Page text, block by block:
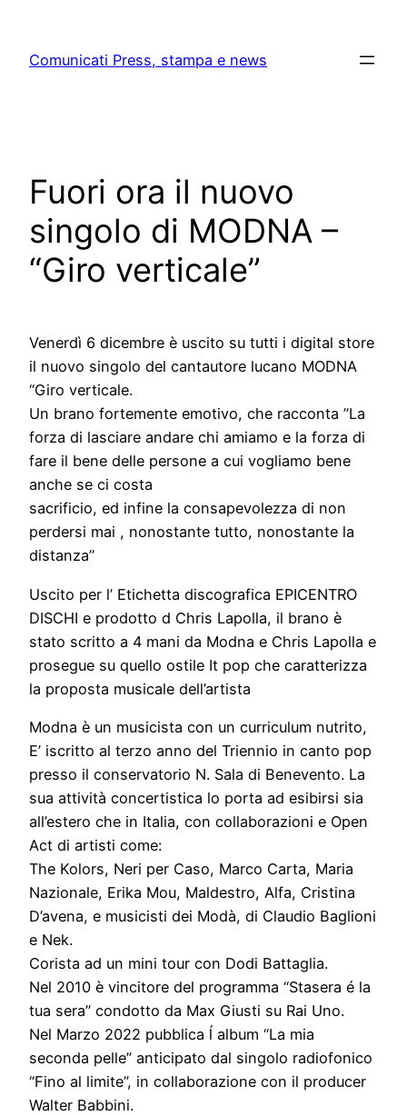
content
Comunicati Press, stampa e news
Fuori ora il nuovo
singolo di MODNA –
“Giro verticale”
Venerdì 6 dicembre è uscito su tutti i digital store
il nuovo singolo del cantautore lucano MODNA
“Giro verticale.
Un brano fortemente emotivo, che racconta ’’La
forza di lasciare andare chi amiamo e la forza di
fare il bene delle persone a cui vogliamo bene
anche se ci costa
sacrificio, ed infine la consapevolezza di non
perdersi mai , nonostante tutto, nonostante la
distanza’’
Uscito per l’ Etichetta discografica EPICENTRO
DISCHI e prodotto d Chris Lapolla, il brano è
stato scritto a 4 mani da Modna e Chris Lapolla e
prosegue su quello ostile It pop che caratterizza
la proposta musicale dell’artista
Modna è un musicista con un curriculum nutrito,
E’ iscritto al terzo anno del Triennio in canto pop
presso il conservatorio N. Sala di Benevento. La
sua attività concertistica lo porta ad esibirsi sia
all’estero che in Italia, con collaborazioni e Open
Act di artisti come:
The Kolors, Neri per Caso, Marco Carta, Maria
Nazionale, Erika Mou, Maldestro, Alfa, Cristina
D’avena, e musicisti dei Modà, di Claudio Baglioni
e Nek.
Corista ad un mini tour con Dodi Battaglia.
Nel 2010 è vincitore del programma “Stasera é la
tua sera” condotto da Max Giusti su Rai Uno.
Nel Marzo 2022 pubblica ĺ album “La mia
seconda pelle” anticipato dal singolo radiofonico
“Fino al limite”, in collaborazione con il producer
Walter Babbini.